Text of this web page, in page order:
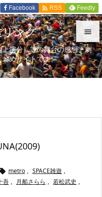


メニュ

Facebook  RSS Feedly
ンク
演分）等の舞台の感想、劇
めサイトです。
metro , SPACE雑遊 ,
吾 , 月船さらら , 若松武史 ,